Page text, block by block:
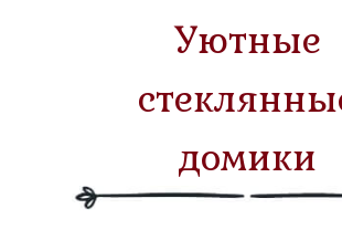
Уютные
домики